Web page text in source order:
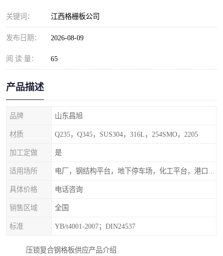
关键词： 江西格栅板公司
发布日期： 2026-08-09
阅 读 量： 65
产品描述
品牌 山东昌旭
材质 Q235，Q345，SUS304，316L，254SMO，2205
加工定做 是
适用场所
具体价格 电话咨询
销售区域 全国
标准 YB/t4001-2007；DIN24537
压锁复合钢格板供应产品介绍